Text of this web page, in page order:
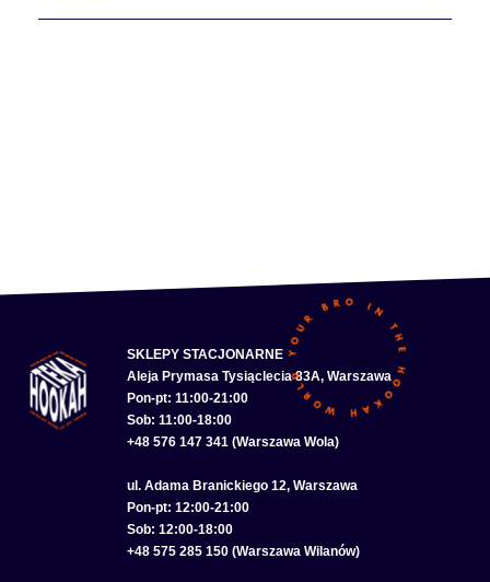
SKLEPY STACJONARNE
Aleja Prymasa Tysiąclecia 83A, Warszawa
Pon-pt: 11:00-21:00
Sob: 11:00-18:00
+48 576 147 341 (Warszawa Wola)
ul. Adama Branickiego 12, Warszawa
Pon-pt: 12:00-21:00
Sob: 12:00-18:00
+48 575 285 150 (Warszawa Wilanów)